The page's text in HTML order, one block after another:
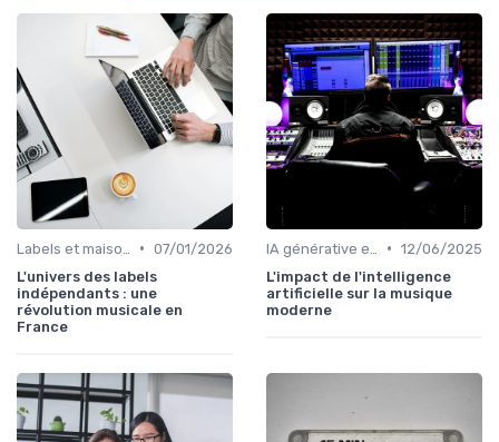
• 07/01/2026
L'univers des labels
indépendants : une
révolution musicale en
France
• 12/06/2025
L'impact de l'intelligence
artificielle sur la musique
moderne